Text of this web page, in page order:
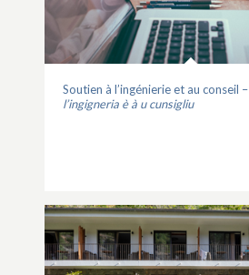
Soutien à l’ingénierie et au conseil –
l’ingigneria è à u cunsigliu